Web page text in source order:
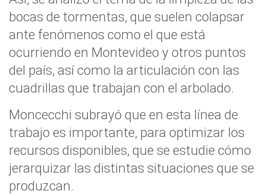
bocas de tormentas, que suelen colapsar
ante fenómenos como el que está
ocurriendo en Montevideo y otros puntos
del país, así como la articulación con las
cuadrillas que trabajan con el arbolado.
Moncecchi subrayó que en esta línea de
trabajo es importante, para optimizar los
recursos disponibles, que se estudie cómo
jerarquizar las distintas situaciones que se
produzcan.